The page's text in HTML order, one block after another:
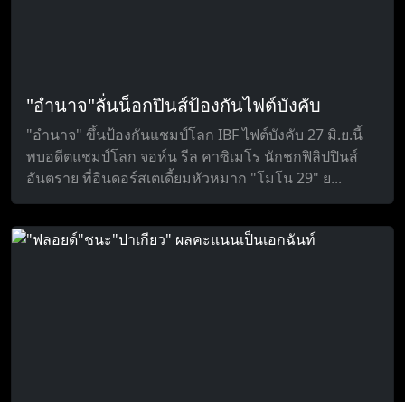
"อำนาจ"ลั่นน็อกปินส์ป้องกันไฟต์บังคับ
"อำนาจ" ขึ้นป้องกันแชมป์โลก IBF ไฟต์บังคับ 27 มิ.ย.นี้
พบอดีตแชมป์โลก จอห์น รีล คาซิเมโร นักชกฟิลิปปินส์
อันตราย ที่อินดอร์สเตเดี้ยมหัวหมาก "โมโน 29" ย...